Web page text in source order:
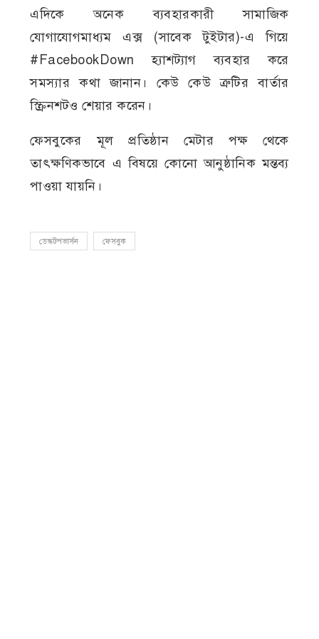
এদিকে অনেক ব্যবহারকারী সামাজিক
যোগাযোগমাধ্যম এক্স (সাবেক টুইটার)-এ গিয়ে
#FacebookDown হ্যাশট্যাগ ব্যবহার করে
সমস্যার কথা জানান। কেউ কেউ ত্রুটির বার্তার
স্ক্রিনশটও শেয়ার করেন।
ফেসবুকের মূল প্রতিষ্ঠান মেটার পক্ষ থেকে
তাৎক্ষণিকভাবে এ বিষয়ে কোনো আনুষ্ঠানিক মন্তব্য
পাওয়া যায়নি।
ডেস্কটপভার্সন ফেসবুক